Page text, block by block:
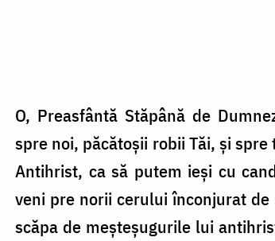
O, Preasfântă Stăpână de
spre noi, păcătoșii robii Tăi, și
Antihrist, ca să putem ieși cu
veni pre norii cerului înconjurat
scăpa de meșteșugurile lui